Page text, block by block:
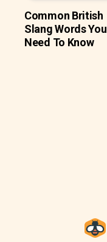
Common British
Slang Words You
Need To Know